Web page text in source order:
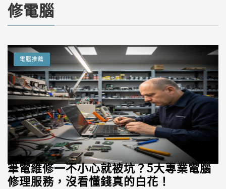
修電腦
電腦推薦
筆電維修一不小心就被坑？5大專業電腦
修理服務，沒看懂錢真的白花！